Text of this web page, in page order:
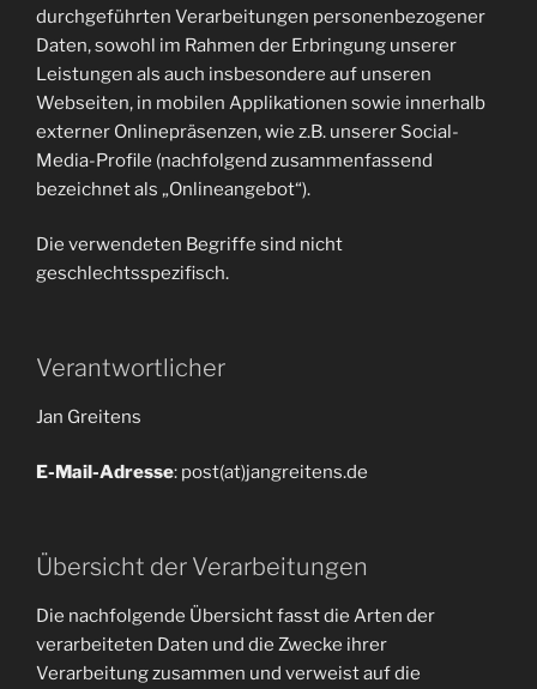
durchgeführten Verarbeitungen personenbezogener
Daten, sowohl im Rahmen der Erbringung unserer
Leistungen als auch insbesondere auf unseren
Webseiten, in mobilen Applikationen sowie innerhalb
externer Onlinepräsenzen, wie z.B. unserer Social-
Media-Profile (nachfolgend zusammenfassend
bezeichnet als „Onlineangebot“).
Die verwendeten Begriffe sind nicht
geschlechtsspezifisch.
Verantwortlicher
Jan Greitens
E-Mail-Adresse: post(at)jangreitens.de
Übersicht der Verarbeitungen
Die nachfolgende Übersicht fasst die Arten der
verarbeiteten Daten und die Zwecke ihrer
Verarbeitung zusammen und verweist auf die